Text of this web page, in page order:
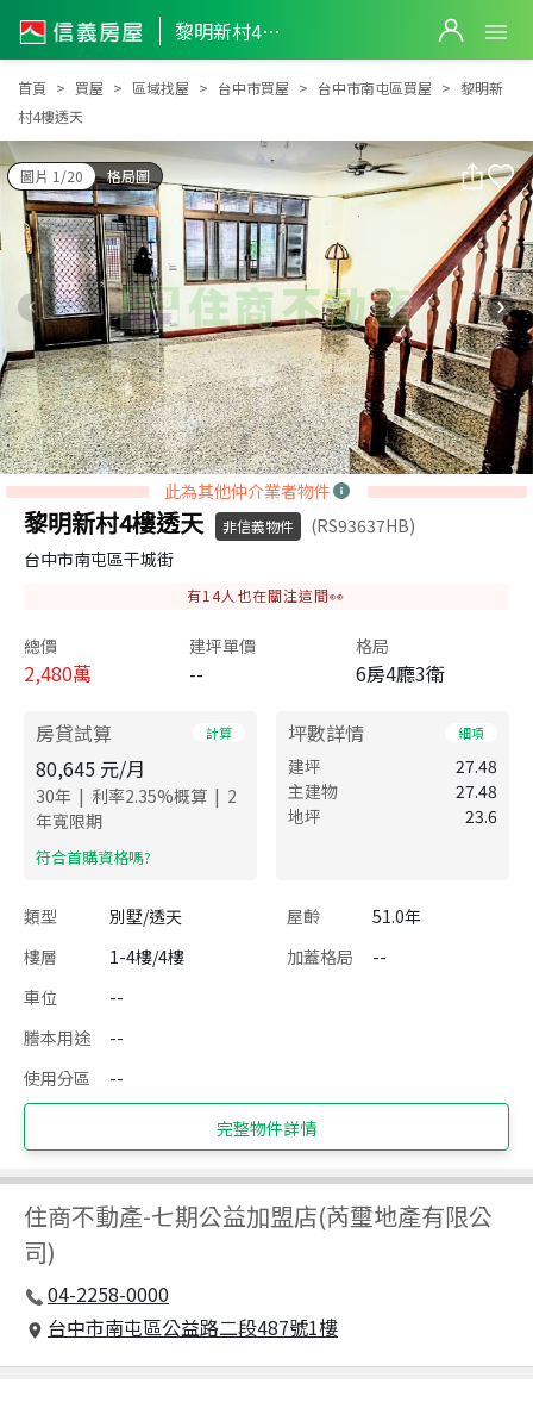
黎明新村4樓透天
黎明新村4樓透天
首頁 買屋 區域找屋 台中市買屋 台中市南屯區買屋
黎明新
村4樓透天
圖片 1/20 格局圖
此為其他仲介業者物件
黎明新村4樓透天 非信義物件
(RS93637HB)
台中市南屯區干城街
有14人也在關注這間👀
總價
2,480萬
建坪單價
--
格局
6房4廳3衛
房貸試算 計算
80,645 元/月
30年 | 利率2.35%概算 | 2
年寬限期
​符合首購資格嗎?
坪數詳情 細項
建坪
27.48
主建物
27.48
地坪
23.6
類型 別墅/透天 屋齡
51.0年
樓層
1-4樓/4樓 加蓋格局
--
車位
--
謄本用途
--
使用分區
--
完整物件詳情
住商不動產-七期公益加盟店(芮璽地產有限公
司)
04-2258-0000
台中市南屯區公益路二段487號1樓